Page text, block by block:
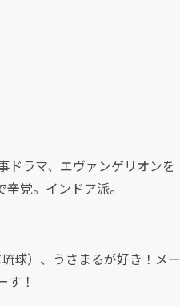
ドラマ、エヴァンゲリオンを
党。インドア派。
球）、うさまるが好き！メー
！